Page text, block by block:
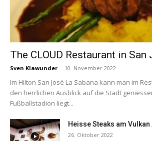
The CLOUD Restaurant in San
Sven Klawunder - 10. November 2022
Im Hilton San José La Sabana kann man im
den herrlichen Ausblick auf die Stadt
Fußballstadion liegt...
Heisse Steaks am Vulkan
26. Oktober 2022